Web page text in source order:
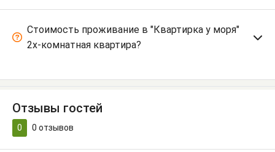
Стоимость проживание в "Квартирка у моря"
2х-комнатная квартира?
Отзывы гостей
0 0 отзывов